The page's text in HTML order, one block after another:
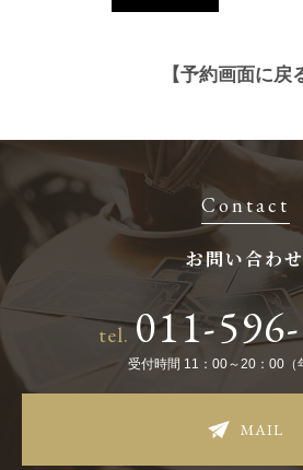
【予約画面に戻
Contact
お問い合わせ
tel.011-
受付時間 11：00～20：00（
MAIL